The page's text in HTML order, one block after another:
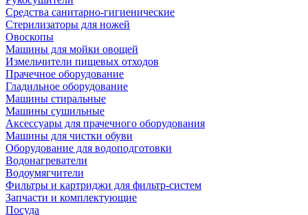
Средства санитарно-гигиенические
Стерилизаторы для ножей
Овоскопы
Машины для мойки овощей
Измельчители пищевых отходов
Прачечное оборудование
Гладильное оборудование
Машины стиральные
Машины сушильные
Аксессуары для прачечного оборудования
Машины для чистки обуви
Оборудование для водоподготовки
Водонагреватели
Водоумягчители
Фильтры и картриджи для фильтр-систем
Запчасти и комплектующие
Посуда